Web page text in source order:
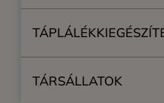
TÁRSÁLLATOK